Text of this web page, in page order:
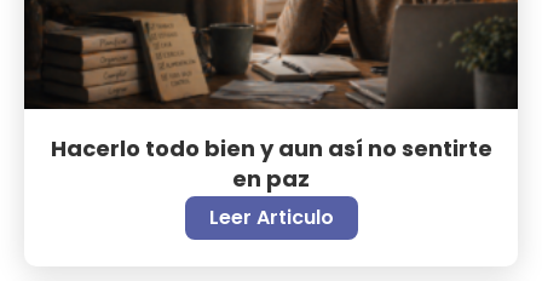
Hacerlo todo bien y aun así no sentirte
en paz
Leer Articulo